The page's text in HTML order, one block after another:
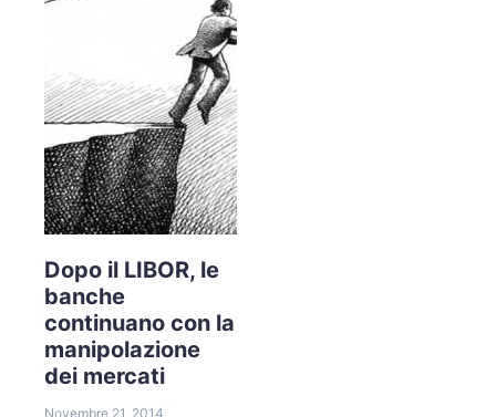
Dopo il LIBOR, le
banche
continuano con la
manipolazione
dei mercati
Novembre 21, 2014